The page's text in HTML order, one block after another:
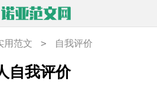
用范文 > 自我评价
自我评价